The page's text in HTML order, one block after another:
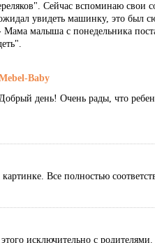
Сейчас вспоминаю свои
увидеть машинку, это был
малыша с понедельника
Baby
день! Очень рады, что
Все полностью
исключительно с